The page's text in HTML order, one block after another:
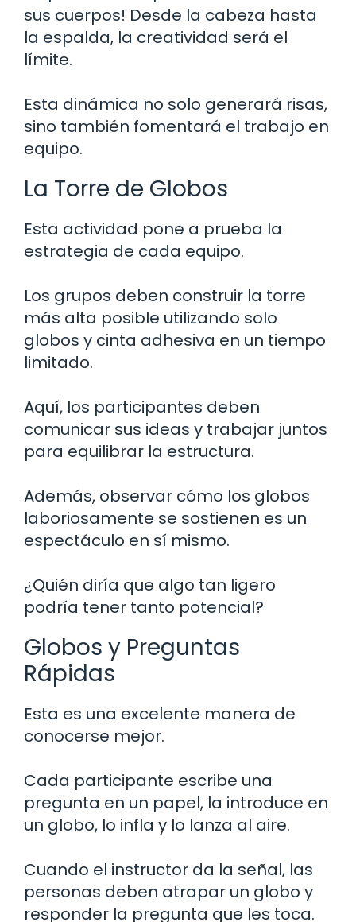
sus cuerpos! Desde la cabeza hasta
la espalda, la creatividad será el
límite.
Esta dinámica no solo generará risas,
sino también fomentará el trabajo en
equipo.
La Torre de Globos
Esta actividad pone a prueba la
estrategia de cada equipo.
Los grupos deben construir la torre
más alta posible utilizando solo
globos y cinta adhesiva en un tiempo
limitado.
Aquí, los participantes deben
comunicar sus ideas y trabajar juntos
para equilibrar la estructura.
Además, observar cómo los globos
laboriosamente se sostienen es un
espectáculo en sí mismo.
¿Quién diría que algo tan ligero
podría tener tanto potencial?
Globos y Preguntas
Rápidas
Esta es una excelente manera de
conocerse mejor.
Cada participante escribe una
pregunta en un papel, la introduce en
un globo, lo infla y lo lanza al aire.
Cuando el instructor da la señal, las
personas deben atrapar un globo y
responder la pregunta que les toca.